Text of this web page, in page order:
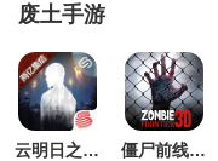
废土手游
云明日之后网易官方版 僵尸前线3D最新版